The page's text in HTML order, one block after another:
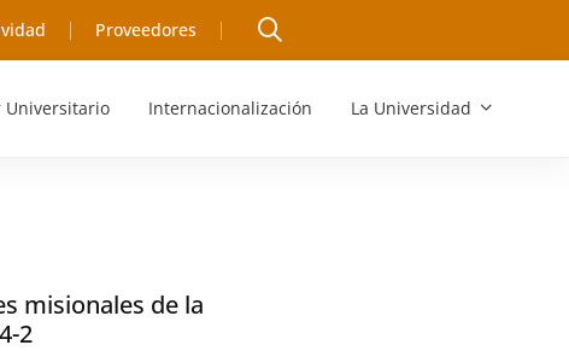
Proveedores
Universitario Internacionalización La Universidad
misionales de la
2